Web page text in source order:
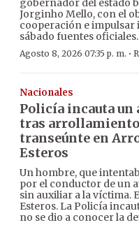
gobernador del estado
Jorginho Mello, con el
cooperación e
sábado fuentes oficiales.
Agosto 8, 2026 07:35 p. m. ·
Nacionales
Policía incauta un
tras
transeúnte en
Esteros
Un hombre, que
por el conductor de un
sin auxiliar a la víctima.
Esteros. La Policía
no se dio a conocer la